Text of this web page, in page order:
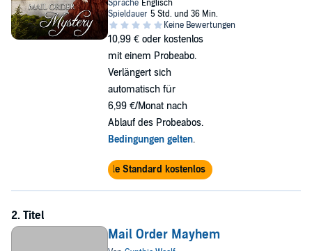
10,99 € oder kostenlos
mit einem Probeabo.
Verlängert sich
automatisch für
6,99 €/Monat nach
Ablauf des Probeabos.
Bedingungen gelten.
Audible Standard kostenlos testen
Mail Order Mayhem